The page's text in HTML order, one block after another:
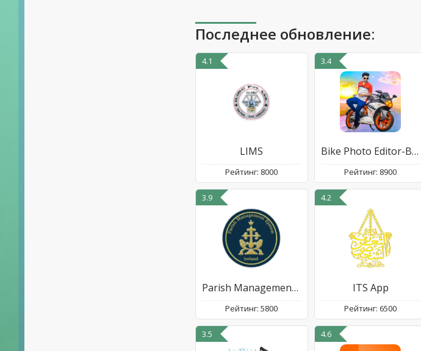
Последнее обновление:
4.1
LIMS
Рейтинг: 8000
3.4
Bike Photo Editor-Bullet Frame
Рейтинг: 8900
3.9
Parish Management System
Рейтинг: 5800
4.2
ITS App
Рейтинг: 6500
3.5 4.6